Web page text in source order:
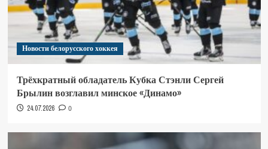
Новости белорусского хоккея
Трёхкратный обладатель Кубка Стэнли Сергей
Брылин возглавил минское «Динамо»
24.07.2026 0